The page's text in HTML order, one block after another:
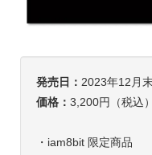
発売日： 2023年12月
価格： 3,200円（税込）
・iam8bit 限定商品